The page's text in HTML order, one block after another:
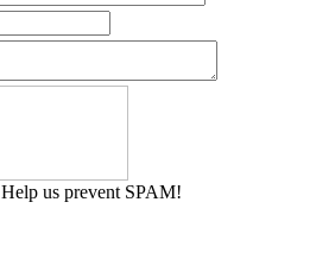
Help us prevent SPAM!